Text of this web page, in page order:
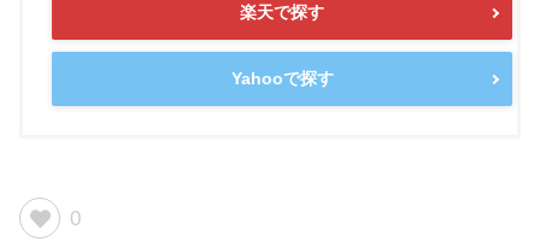
楽天で探す
Yahooで探す
0